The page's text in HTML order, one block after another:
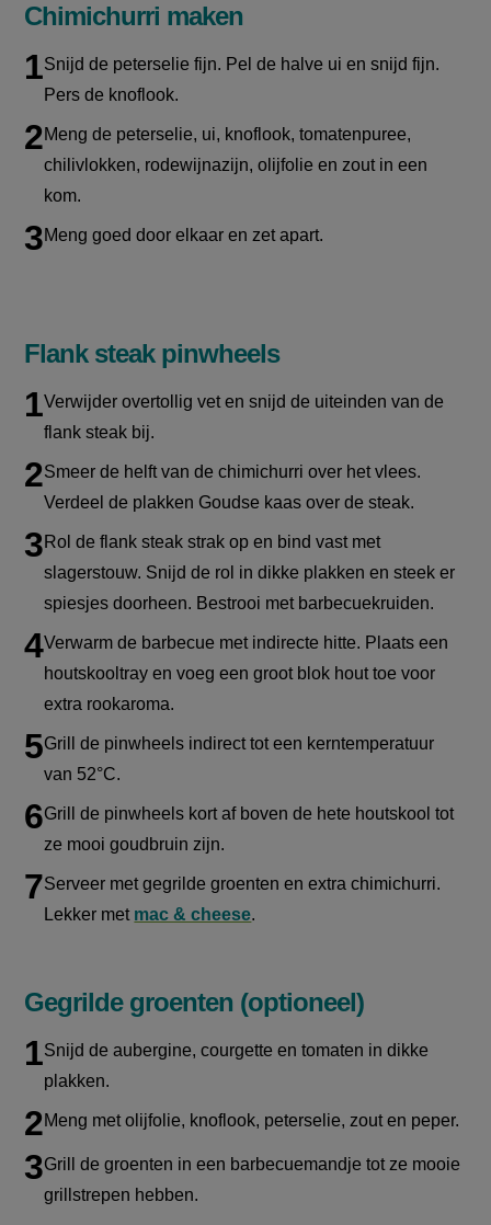
Chimichurri maken
Snijd de peterselie fijn. Pel de halve ui en snijd fijn.
Pers de knoflook.
Meng de peterselie, ui, knoflook, tomatenpuree,
chilivlokken, rodewijnazijn, olijfolie en zout in een
kom.
Meng goed door elkaar en zet apart.
Flank steak pinwheels
Verwijder overtollig vet en snijd de uiteinden van de
flank steak bij.
Smeer de helft van dechimichurri over het vlees.
Verdeel de plakken Goudse kaas over de steak.
Rol de flank steak strak op en bind vast met
slagerstouw. Snijd de rol in dikke plakken en steek er
spiesjes doorheen. Bestrooi met barbecuekruiden.
Verwarm de barbecue met indirecte hitte. Plaats een
houtskooltray en voeg een groot blok hout toe voor
extra rookaroma.
Grill de pinwheels indirect tot een kerntemperatuur
van 52°C.
Grill de pinwheels kort af boven de hete houtskool tot
ze mooi goudbruin zijn.
Serveer met gegrilde groenten en extrachimichurri.
Lekker met mac & cheese.
Gegrilde groenten (optioneel)
Snijd de aubergine, courgette en tomaten in dikke
plakken.
Meng met olijfolie, knoflook, peterselie, zout en peper.
Grill de groenten in een barbecuemandje tot ze mooie
grillstrepen hebben.